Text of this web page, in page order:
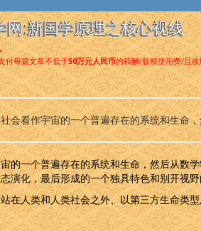
网:新国学原理之核心视线
付每篇文章不低于50万元人民币的稿酬/版权使用费/且
会看作宇宙的一个普遍存在的系统和生命
的一个普遍存在的系统和生命，然后从数
化，最后形成的一个独具特色和别开视野
在人类和人类社会之外、以第三方生命类